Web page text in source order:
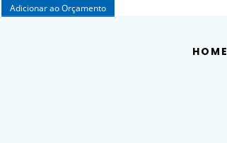
HOME
Adicionar ao Orçamento